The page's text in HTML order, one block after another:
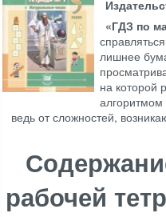
«ГДЗ по
лишнее
на которой
алгоритмом
ведь от сложностей,
рабочей